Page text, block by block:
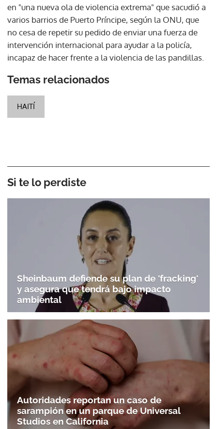
en "una nueva ola de violencia extrema" que sacudió a
varios barrios de Puerto Príncipe, según la ONU, que
no cesa de repetir su pedido de enviar una fuerza de
intervención internacional para ayudar a la policía,
incapaz de hacer frente a la violencia de las pandillas.
Temas relacionados
HAITÍ
Si te lo perdiste
Sheinbaum defiende su plan de 'fracking'
y asegura que tendrá bajo impacto
ambiental
Autoridades reportan un caso de
sarampión en un parque de Universal
Studios en California